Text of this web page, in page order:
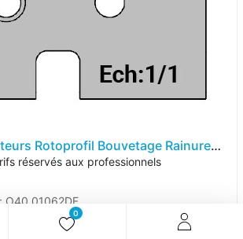
0
Jeu de 2 déflecteurs Rotoprofil Bouvetage Rainure-languette + Dents de scie pour P.O. O40.01
réservés aux professionnels
O40.01062DF